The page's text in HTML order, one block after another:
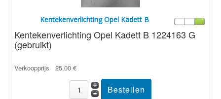
Kentekenverlichting Opel Kadett B
Kentekenverlichting Opel Kadett B 1224163 G
(gebruikt)
Verkoopprijs 25,00 €